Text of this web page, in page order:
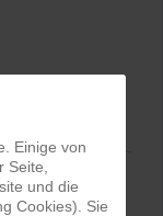
Einige von
Seite,
und die
Cookies). Sie